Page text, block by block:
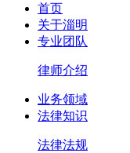
首页
关于淄明
专业团队
律师介绍
业务领域
法律知识
法律法规